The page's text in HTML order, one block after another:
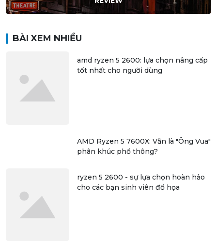
BÀI XEM NHIỀU
amd ryzen 5 2600: lựa chọn nâng cấp
tốt nhất cho người dùng
AMD Ryzen 5 7600X: Vẫn là "Ông Vua"
phân khúc phổ thông?
ryzen 5 2600 - sự lựa chọn hoàn hảo
cho các bạn sinh viên đồ họa